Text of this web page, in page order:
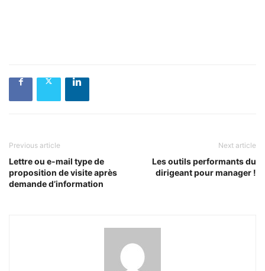
Previous article
Lettre ou e-mail type de
proposition de visite après
demande d’information
Next article
Les outils performants du
dirigeant pour manager !